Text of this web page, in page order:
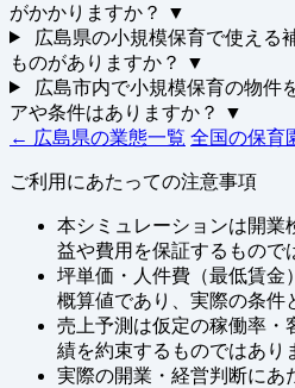
がかかりますか？
▼
広島県の小規模保育で使える
ものがありますか？
▼
広島市内で小規模保育の物件
アや条件はありますか？
▼
← 広島県の業態一覧 全国の保育
ご利用にあたっての注意事項
本シミュレーションは開業
益や費用を保証するもので
坪単価・人件費（最低賃金
概算値であり、実際の条件
売上予測は仮定の稼働率・
績を約束するものではあり
実際の開業・経営判断にあ